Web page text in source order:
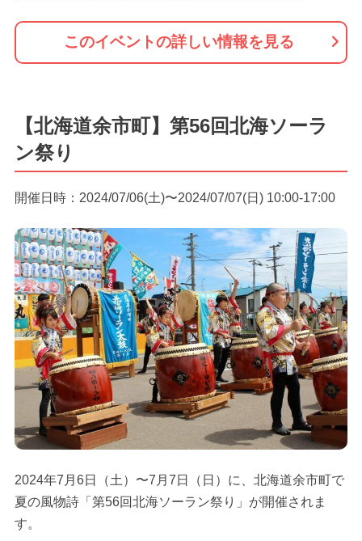
このイベントの詳しい情報を見る
【北海道余市町】第56回北海ソーラ
ン祭り
開催日時：2024/07/06(土)〜2024/07/07(日) 10:00-17:00
2024年7月6日（土）〜7月7日（日）に、北海道余市町で
夏の風物詩「第56回北海ソーラン祭り」が開催されま
す。